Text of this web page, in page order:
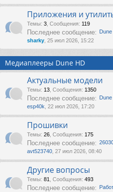
Приложения и
Темы: 3 Сообщения: 119
Последнее сообщение:
sharky , 25 июл 2026, 15:22
Медиаплееры Dune HD
Актуальные модели
Темы: 13 Сообщения: 1350
Последнее сообщение:
esp40k , 22 июл 2026, 17:20
Прошивки
Темы: 26 Сообщения: 175
Последнее сообщение:
avt523740 , 27 июл 2026, 08:40
Другие вопросы
Темы: 81 Сообщения: 493
Последнее сообщение: